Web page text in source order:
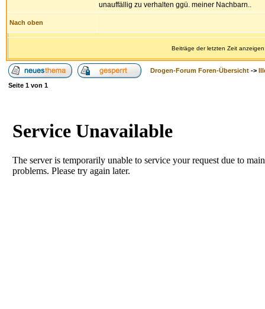
unauffällig zu verhalten ggü. meiner Nachbarn..
Nach oben
Beiträge der letzten Zeit
Drogen-Forum Foren-Übersicht ->
Seite 1 von 1